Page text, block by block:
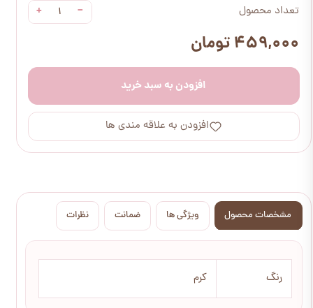
تعداد محصول −
+
۴۵۹,۰۰۰ تومان
افزودن به سبد خرید
افزودن به علاقه مندی ها
مشخصات محصول ویژگی ها ضمانت نظرات
رنگ کرم